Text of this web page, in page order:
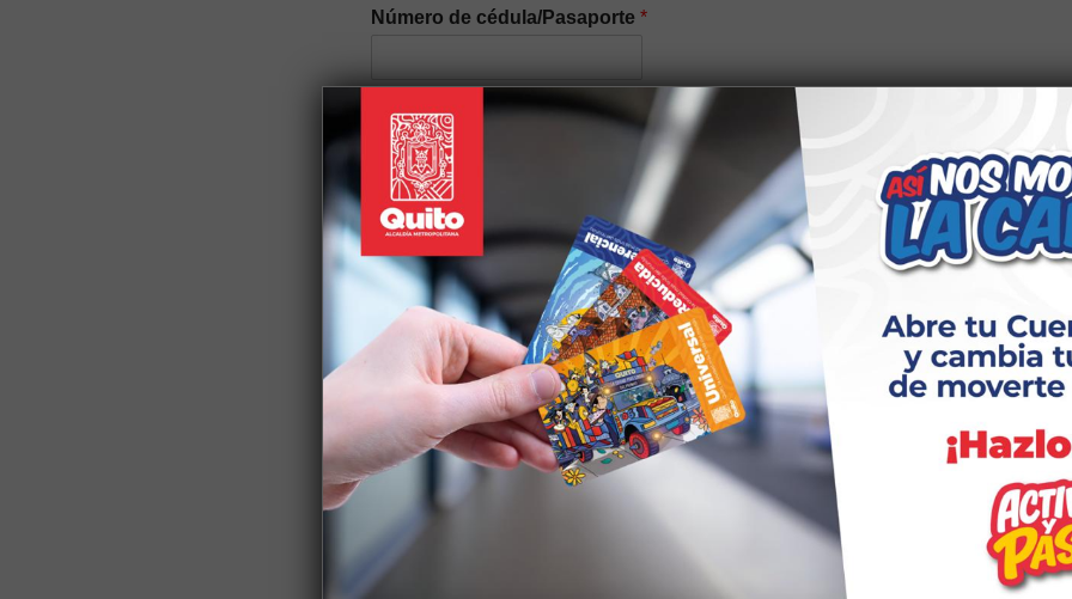
Número de cédula/Pasaporte *
Nivel de ingresos del núcleo familiar (Opcional)
Género*
Auto identificación étnica*
Discapacidad*
Si tiene alguna discapacidad elegir el tipo
Nacionalidad